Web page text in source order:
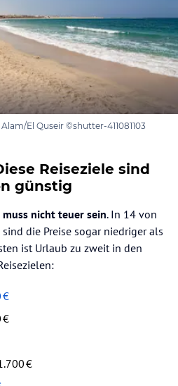
El Quseir ©shutter-411081103
Reiseziele sind
günstig
nicht teuer sein. In 14 von
die Preise sogar niedriger als
ist Urlaub zu zweit in den
€
€
€